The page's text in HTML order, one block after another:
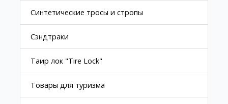
Синтетические тросы и стропы
Сэндтраки
Таир лок "Tire Lock"
Товары для туризма